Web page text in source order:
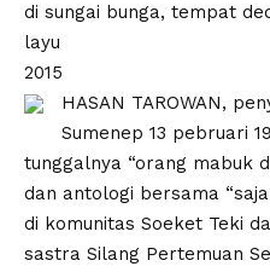
di sungai bunga, tempat
layu
2015
HASAN TAROWAN,
Sumenep 13 pebruari
tunggalnya “orang mabuk
dan antologi bersama
di komunitas Soeket Teki
sastra Silang Pertemuan